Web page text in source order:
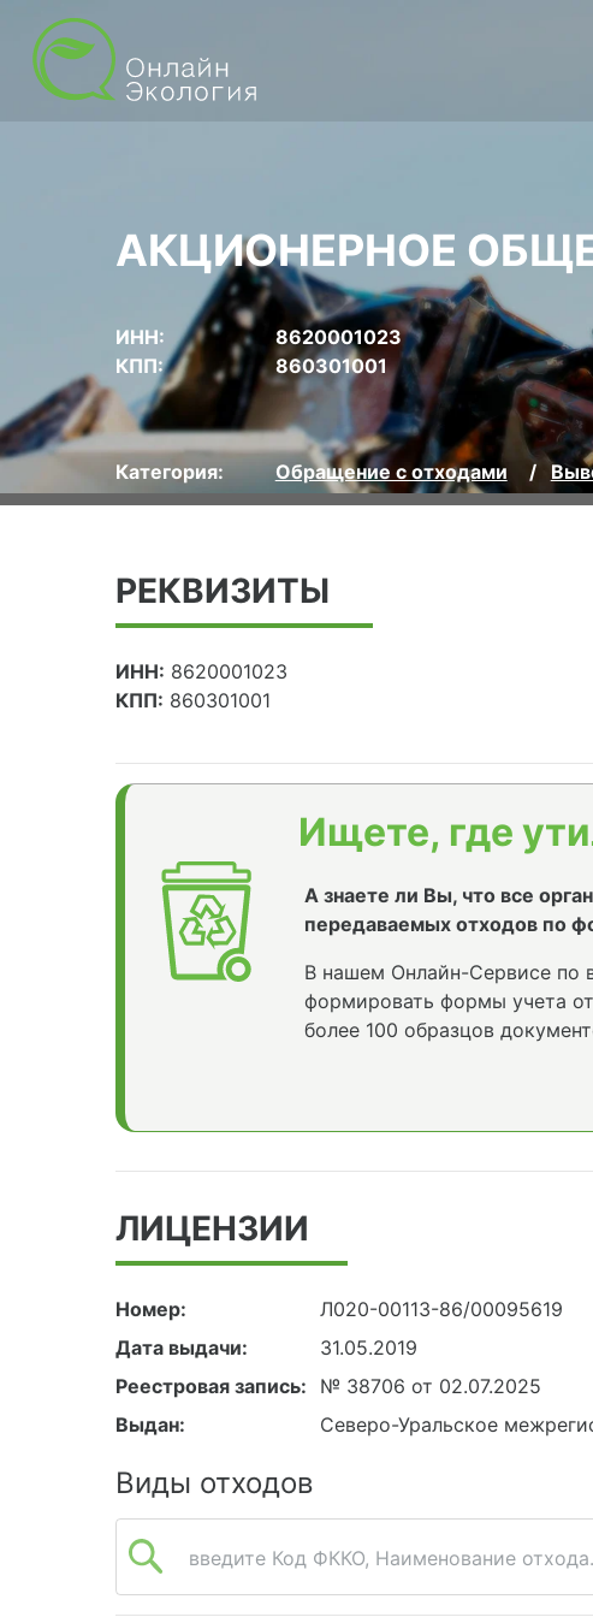
АКЦИОНЕРНОЕ
ИНН:
8620001023
КПП:
860301001
Категория: Обращение с отходами
РЕКВИЗИТЫ
ИНН: 8620001023
КПП: 860301001
Ищете, где
А знаете ли Вы, что все
передаваемых отходов по
В нашем Онлайн-Сервисе по
формировать формы учета
более 100 образцов
ЛИЦЕНЗИИ
Номер:
Л020-00113-86/00095619
Дата выдачи:
31.05.2019
Реестровая запись:
№ 38706 от 02.07.2025
Выдан:
Северо-Уральское
Виды отходов
введите Код ФККО, Наименование